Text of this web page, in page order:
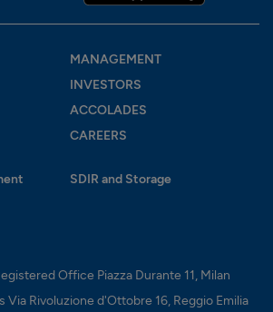
MANAGEMENT
INVESTORS
ACCOLADES
CAREERS
SDIR and Storage
Office Piazza Durante 11, Milan
Via Rivoluzione d'Ottobre 16, Reggio Emilia